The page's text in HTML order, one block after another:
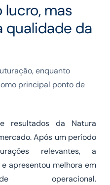
lucro, mas
qualidade da
enquanto
principal ponto de
resultados da Natura
Após um período
relevantes, a
apresentou melhora em
operacional.